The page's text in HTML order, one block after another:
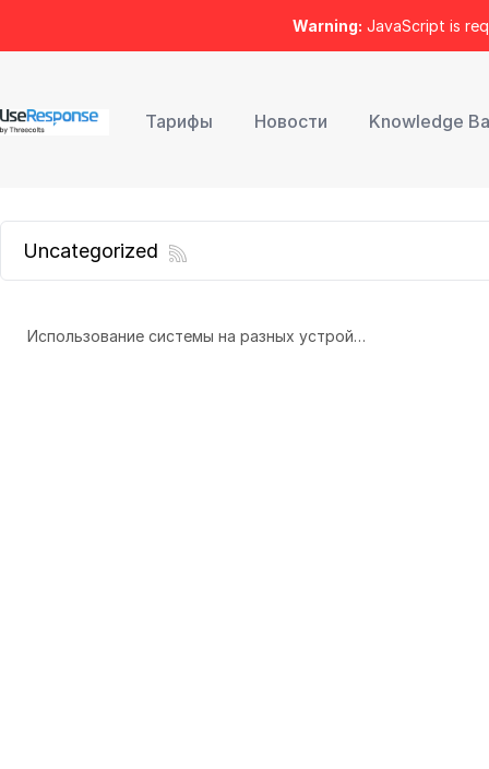
Warning: JavaScript is
Тарифы Новости Knowledge
Uncategorized
Использование системы на разных устройствах под одним аккаунтом